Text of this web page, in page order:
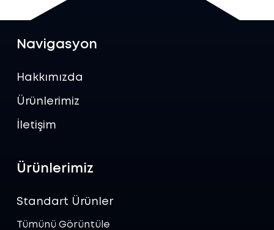
Navigasyon
Hakkımızda
Ürünlerimiz
İletişim
Ürünlerimiz
Standart Ürünler
Tümünü Görüntüle